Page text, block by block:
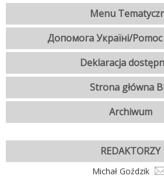
Menu
Допомога Україні/
Deklaracja
Strona główna
Archiwum
REDAKTORZY
Michał Goździk